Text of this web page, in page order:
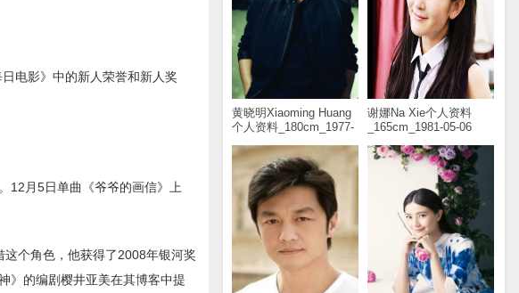
黄晓明Xiaoming Huang
个人资料_180cm_1977-
谢娜Na Xie个人资料
_165cm_1981-05-06
电影》中的新人荣誉和新人奖
12月5日单曲《爷爷的画信》上
个角色，他获得了2008年银河奖
》的编剧樱井亚美在其博客中提